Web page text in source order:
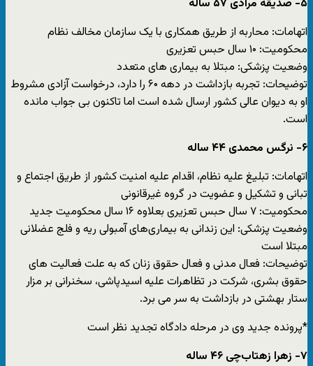
۵- صدیقه مرادی ۵۷ ساله
اتهامات: محاربه از طریق همکاری با یک سازمان مخالف نظام
محکومیت: ۱۰ سال حبس تعزیری
وضعیت پزشکی: مبتلا به بیماری های متعدد
توضیحات: تجربه بازداشت در دهه ۶۰ را دارد، درخواست آزادی مشروط
او به دیوان عالی کشور ارسال شده است اما تاکنون بی جواب مانده
است.
۶- نرگس محمدی ۴۴ ساله
اتهامات: تبلیغ علیه نظام، اقدام علیه امنیت کشور از طریق اجتماع و
تبانی و تشکیل و عضویت در گروه غیرقانونی
محکومیت: ۷ سال حبس تعزیری بعلاوه ۱۶ سال محکومیت جدید
وضعیت پزشکی: این زندانی به بیماری‌های آمبولی ریه و فلج عضلانی
مبتلا است
توضیحات: فعال مدنی و فعال حقوق زنان که به علت فعالیت های
حقوق بشری، شرکت در تظاهرات علیه اسیدپاشی، سخنرانی بر مزار
ستار بهشتی در بازداشت به سر می برد.
*پرونده جدید وی در مرحله دادگاه تجدید نظر است
۷- زهرا زهتاب‌چی ۴۶ ساله